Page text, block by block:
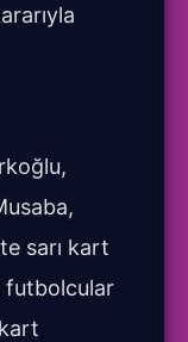
sarı kart
futbolcular